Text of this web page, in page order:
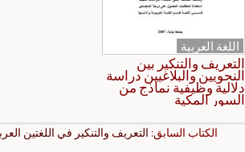
اللغة العربية
التعريف والتنكير بين
النحويين والبلاغيين دراسة
دلالية وظيفية نماذج من
السور المكية
الكتاب السابق: التعريف والتنكير في اللغتين